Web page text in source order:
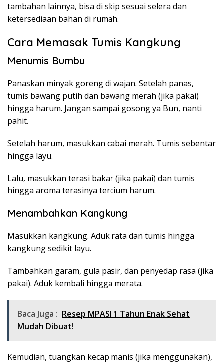
tambahan lainnya, bisa di skip sesuai selera dan
ketersediaan bahan di rumah.
Cara Memasak Tumis Kangkung
Menumis Bumbu
Panaskan minyak goreng di wajan. Setelah panas,
tumis bawang putih dan bawang merah (jika pakai)
hingga harum. Jangan sampai gosong ya Bun, nanti
pahit.
Setelah harum, masukkan cabai merah. Tumis sebentar
hingga layu.
Lalu, masukkan terasi bakar (jika pakai) dan tumis
hingga aroma terasinya tercium harum.
Menambahkan Kangkung
Masukkan kangkung. Aduk rata dan tumis hingga
kangkung sedikit layu.
Tambahkan garam, gula pasir, dan penyedap rasa (jika
pakai). Aduk kembali hingga merata.
Baca Juga : Resep MPASI 1 Tahun Enak Sehat
Mudah Dibuat!
Kemudian, tuangkan kecap manis (jika menggunakan),